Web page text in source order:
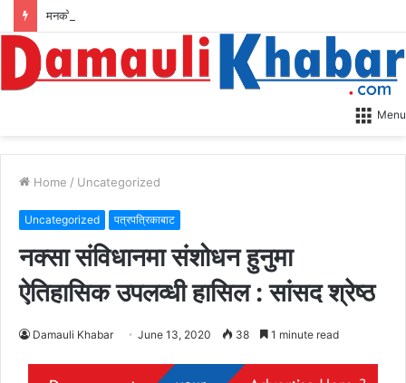
मनको एउटा रित्तो पाना: मेरो अन्तिम राजनीतिक यात्रा
Menu
Home / Uncategorized
Uncategorized पत्रपत्रिकाबाट
नक्सा संविधानमा संशोधन हुनुमा
ऐतिहासिक उपलव्धी हासिल : सांसद श्रेष्ठ
Damauli Khabar June 13, 2020 38 1 minute read